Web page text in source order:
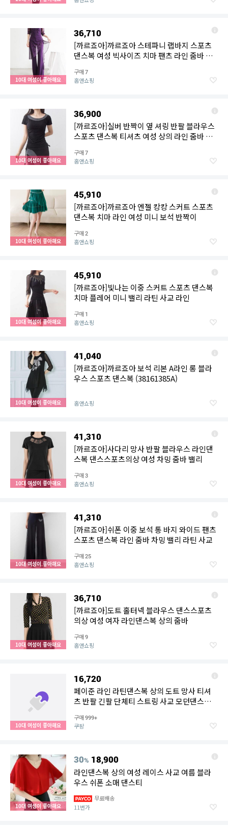
10대 여성이 좋아해요
36,710
[까르죠아]까르죠아 스테파니 랩바지 스포츠
댄스복 여성 빅사이즈 치마 팬츠 라인 줌바 사
구매7
홈앤쇼핑
10대 여성이 좋아해요
36,900
[까르죠아]실버 반짝이 옆 셔링 반팔 블라우스
스포츠 댄스복 티셔츠 여성 상의 라인 줌바 사
구매7
홈앤쇼핑
10대 여성이 좋아해요
45,910
[까르죠아]까르죠아 엔젤 캉캉 스커트 스포츠
댄스복 치마 라인 여성 미니 보석 반짝이
구매2
홈앤쇼핑
10대 여성이 좋아해요
45,910
[까르죠아]빛나는 이중 스커트 스포츠 댄스복
치마 플레어 미니 밸리 라틴 사교 라인
구매 1
홈앤쇼핑
10대 여성이 좋아해요
41,040
[까르죠아]까르죠아 보석 리본 A라인 롱 블라
우스 스포츠 댄스복 (38161385A)
홈앤쇼핑
10대 여성이 좋아해요
41,310
[까르죠아]사다리 망사 반팔 블라우스 라인댄
스복 댄스스포츠의상 여성 차밍 줌바 밸리
구매3
홈앤쇼핑
10대 여성이 좋아해요
41,310
[까르죠아]쉬폰 이중 보석 통 바지 와이드 팬츠
스포츠 댄스복 라인 줌바 차밍 밸리 라틴 사교
구매25
홈앤쇼핑
10대 여성이 좋아해요
36,710
[까르죠아]도트 홀터넥 블라우스 댄스스포츠
의상 여성 여자 라인댄스복 상의 줌바
구매9
홈앤쇼핑
10대 여성이 좋아해요
16,720
페이준 라인 라틴댄스복 상의 도트 망사 티셔
츠 반팔 긴팔 단체티 스트링 사교 모던댄스복
구매999+
쿠팡
10대 여성이 좋아해요
30% 18,900
라인댄스복 상의 여성 레이스 사교 여름 블라
우스 쉬폰 소매 댄스티
무료배송
11번가